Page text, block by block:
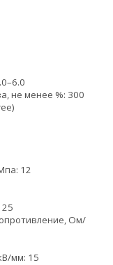
не менее %: 300
12
Ом/
мм: 15